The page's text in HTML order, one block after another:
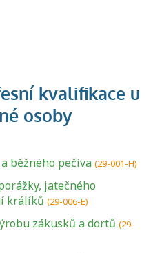
běžného pečiva (29-001-H)
jatečného
králíků (29-006-E)
zákusků a dortů (29-